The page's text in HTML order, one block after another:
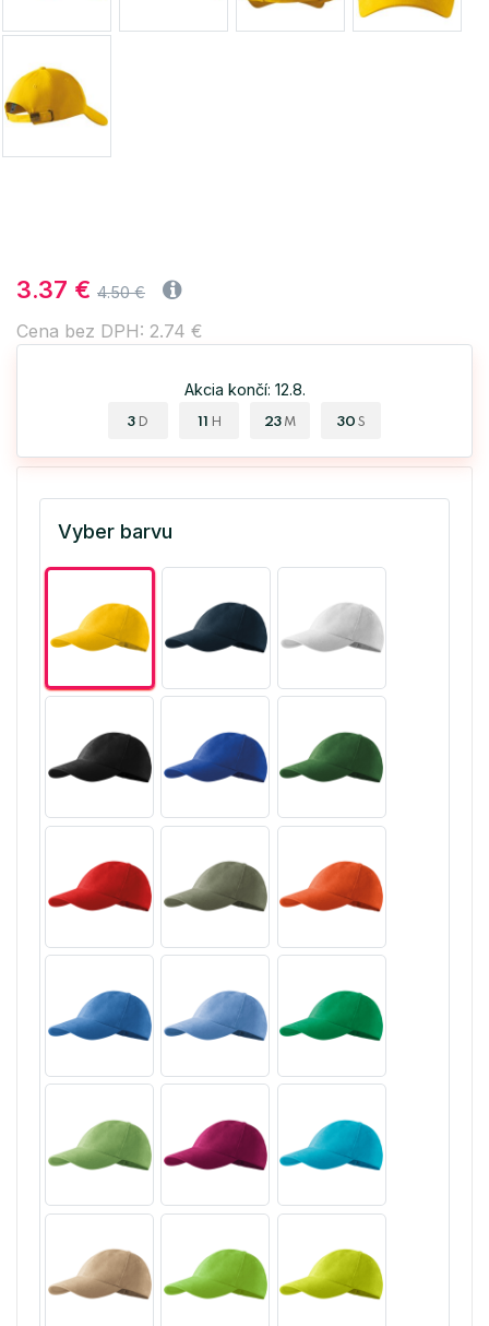
3.37 € 4.50 €
Cena bez DPH: 2.74 €
Akcia končí: 12.8.
3 D 11 H 23 M 29 S
Vyber barvu